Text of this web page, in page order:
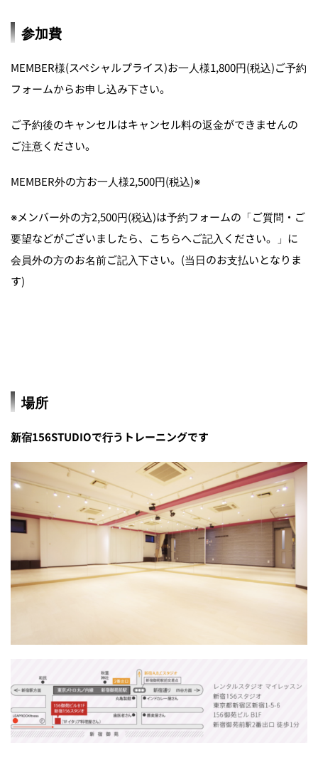
参加費
MEMBER様(スペシャルプライス)お一人様1,800円(税込)ご予約
フォームからお申し込み下さい。
ご予約後のキャンセルはキャンセル料の返金ができませんの
ご注意ください。
MEMBER外の方お一人様2,500円(税込)※
※メンバー外の方2,500円(税込)は予約フォームの「ご質問・ご
要望などがございましたら、こちらへご記入ください。」に
会員外の方のお名前ご記入下さい。(当日のお支払いとなりま
す)
場所
新宿156STUDIOで行うトレーニングです